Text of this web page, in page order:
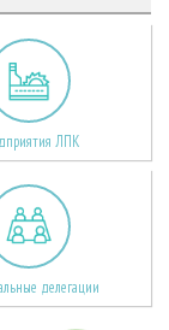
ЛПК
делегации